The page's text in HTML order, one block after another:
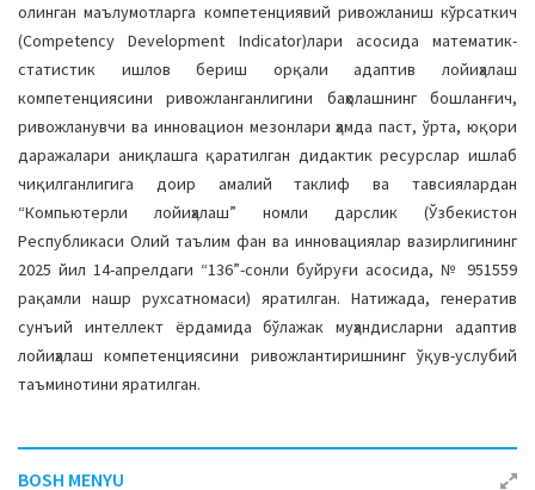
олинган маълумотларга компетенциявий ривожланиш кўрсаткич
(Competency Development Indicator)лари асосида математик-
статистик ишлов бериш орқали адаптив лойиҳалаш
компетенциясини ривожланганлигини баҳолашнинг бошланғич,
ривожланувчи ва инновацион мезонлари ҳамда паст, ўрта, юқори
даражалари аниқлашга қаратилган дидактик ресурслар ишлаб
чиқилганлигига доир амалий таклиф ва тавсиялардан
“Компьютерли лойиҳалаш” номли дарслик (Ўзбекистон
Республикаси Олий таълим фан ва инновациялар вазирлигининг
2025 йил 14-апрелдаги “136”-сонли буйруғи асосида, № 951559
рақамли нашр рухсатномаси) яратилган. Натижада, генератив
сунъий интеллект ёрдамида бўлажак муҳандисларни адаптив
лойиҳалаш компетенциясини ривожлантиришнинг ўқув-услубий
таъминотини яратилган.
BOSH MENYU